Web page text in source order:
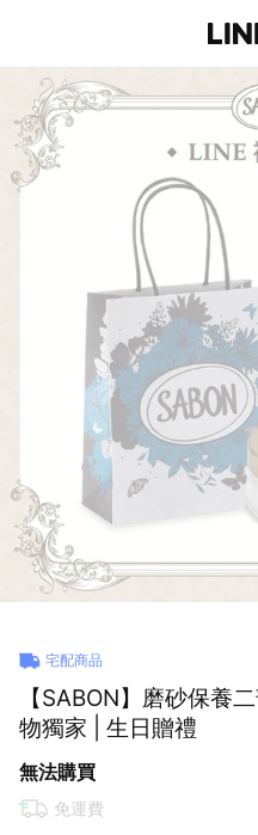
宅配商品
【SABON】磨砂保養
物獨家 | 生日贈禮
無法購買
免運費